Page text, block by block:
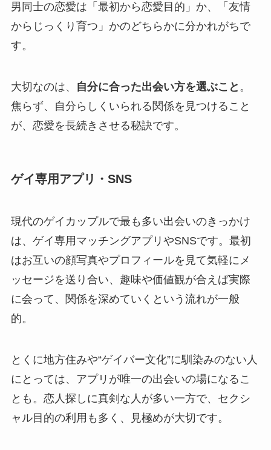
男同士の恋愛は「最初から恋愛目的」か、「友情
からじっくり育つ」かのどちらかに分かれがちで
す。
大切なのは、 自分に合った出会い方を選ぶこと 。
焦らず、自分らしくいられる関係を見つけること
が、恋愛を長続きさせる秘訣です。
ゲイ専用アプリ・SNS
現代のゲイカップルで最も多い出会いのきっかけ
は、ゲイ専用マッチングアプリやSNSです。最初
はお互いの顔写真やプロフィールを見て気軽にメ
ッセージを送り合い、趣味や価値観が合えば実際
に会って、関係を深めていくという流れが一般
的。
とくに地方住みや“ゲイバー文化”に馴染みのない人
にとっては、アプリが唯一の出会いの場になるこ
とも。恋人探しに真剣な人が多い一方で、セクシ
ャル目的の利用も多く、見極めが大切です。